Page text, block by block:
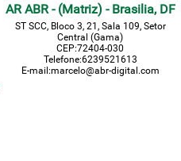
AR ABR - (Matriz) - Brasilia, DF
ST SCC, Bloco 3, 21, Sala 109, Setor
Central (Gama)
CEP:72404-030
Telefone:6239521613
E-mail:marcelo@abr-digital.com